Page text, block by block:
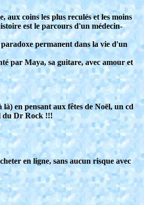
coins les plus reculés et les moins
est le parcours d'un médecin-
permanent dans la vie d'un
par Maya, sa guitare, avec amour et
en pensant aux fêtes de Noël, un cd
du Dr Rock !!!
en ligne, sans aucun risque avec